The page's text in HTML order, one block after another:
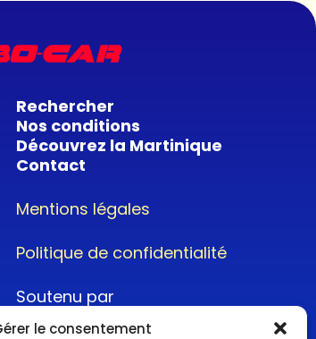
le consentement
Rechercher
Nos conditions
Découvrez la Martinique
Contact
Mentions légales
Politique de confidentialité
Soutenu par